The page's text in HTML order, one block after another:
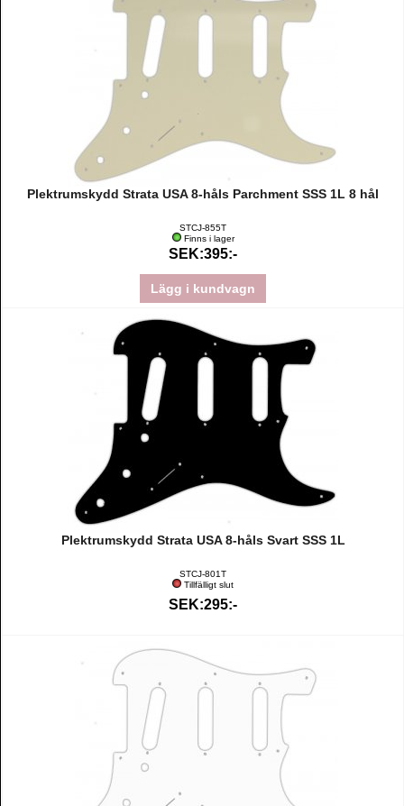
Plektrumskydd Strata USA 8-håls Parchment SSS 1L 8 hål
STCJ-855T
Finns i lager
SEK:395:-
Lägg i kundvagn
Plektrumskydd Strata USA 8-håls Svart SSS 1L
STCJ-801T
Tillfälligt slut
SEK:295:-